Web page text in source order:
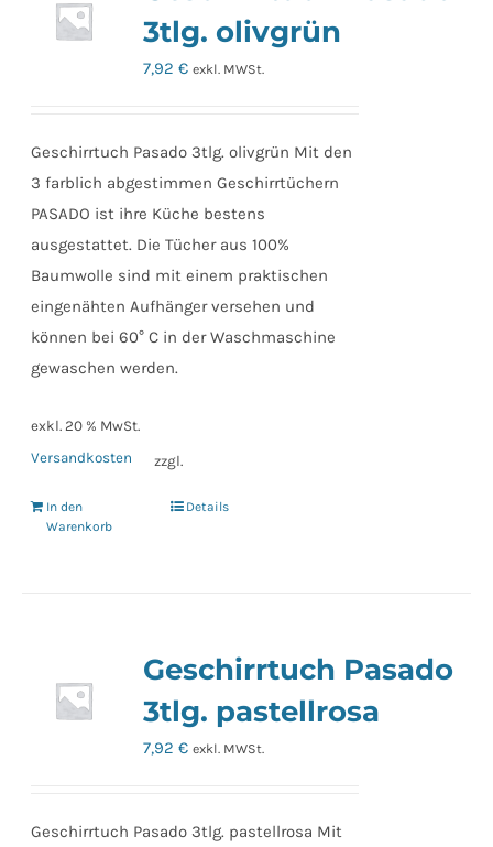
3tlg. olivgrün
7,92€ exkl. MWSt.
Geschirrtuch Pasado 3tlg. olivgrün Mit den
3 farblich abgestimmen Geschirrtüchern
PASADO ist ihre Küche bestens
ausgestattet. Die Tücher aus 100%
Baumwolle sind mit einem praktischen
eingenähten Aufhänger versehen und
können bei 60° C in der Waschmaschine
gewaschen werden.
exkl. 20 % MwSt.
zzgl.
Versandkosten
In den
Warenkorb
Details
Geschirrtuch Pasado
3tlg. pastellrosa
7,92€ exkl. MWSt.
Geschirrtuch Pasado 3tlg. pastellrosa Mit